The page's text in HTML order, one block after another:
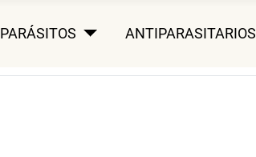
PARÁSITOS ANTIPARASITARIOS